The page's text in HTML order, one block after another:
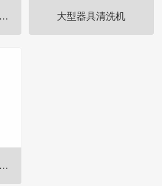
实验室器皿清洗机CTLW-280
保
能
影
的
无
药
大型器具清洗机
实验室器皿清洗机CTLW-320